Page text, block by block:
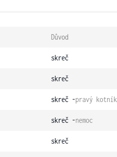
Důvod
skreč
skreč
skreč -pravý kotník
skreč -nemoc
skreč